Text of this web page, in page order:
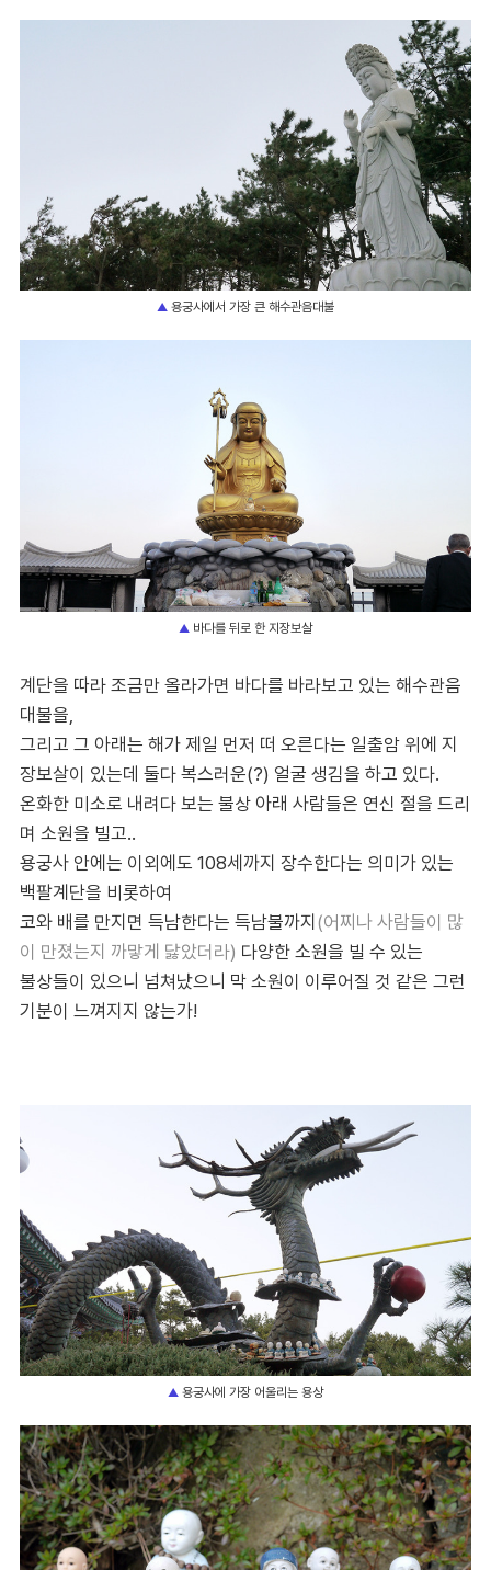
▲ 용궁사에서 가장 큰 해수관음대불
▲ 바다를 뒤로 한 지장보살
계단을 따라 조금만 올라가면 바다를 바라보고 있는 해수관음
대불을,
그리고 그 아래는 해가 제일 먼저 떠 오른다는 일출암 위에 지
장보살이 있는데 둘다 복스러운(?) 얼굴 생김을 하고 있다.
온화한 미소로 내려다 보는 불상 아래 사람들은 연신 절을 드리
며 소원을 빌고..
용궁사 안에는 이외에도 108세까지 장수한다는 의미가 있는
백팔계단을 비롯하여
코와 배를 만지면 득남한다는 득남불까지 (어찌나 사람들이 많
이 만졌는지 까맣게 닳았더라) 다양한 소원을 빌 수 있는
불상들이 있으니 넘쳐났으니 막 소원이 이루어질 것 같은 그런
기분이 느껴지지 않는가!
▲ 용궁사에 가장 어울리는 용상